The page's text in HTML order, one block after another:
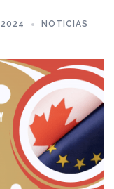
2024 NOTICIAS